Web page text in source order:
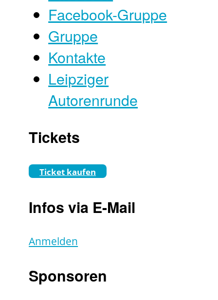
Facebook-Gruppe
Gruppe
Kontakte
Leipziger
Autorenrunde
Tickets
Ticket kaufen
Infos via E-Mail
Anmelden
Sponsoren